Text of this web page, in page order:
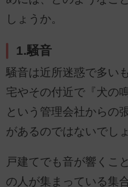
しょうか。
1.騒音
騒音は近所迷惑で多い
宅やその付近で『犬の
という管理会社からの
があるのではないでし
戸建てでも音が響くこ
の人が集まっている集